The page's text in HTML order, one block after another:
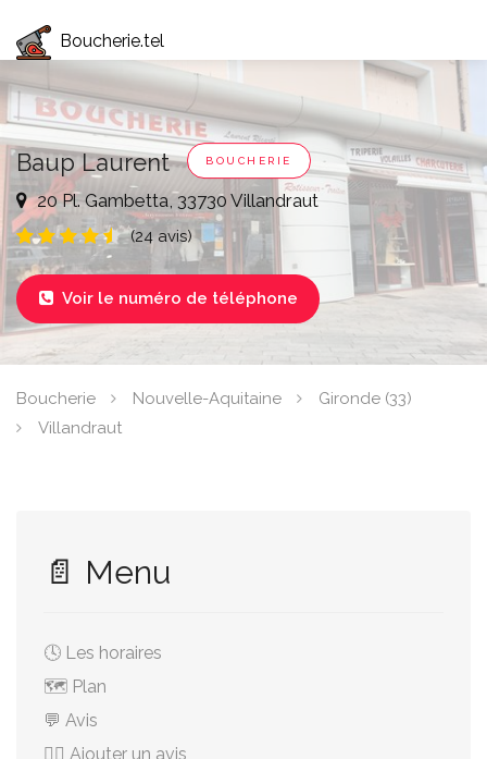
Boucherie.tel
Baup Laurent BOUCHERIE
20 Pl. Gambetta, 33730 Villandraut
(24 avis)
 Voir le numéro de téléphone
Boucherie Nouvelle-Aquitaine
Gironde (33)
Villandraut
📄 Menu
🕓 Les horaires
🗺️ Plan
💬 Avis
✍🏻 Ajouter un avis